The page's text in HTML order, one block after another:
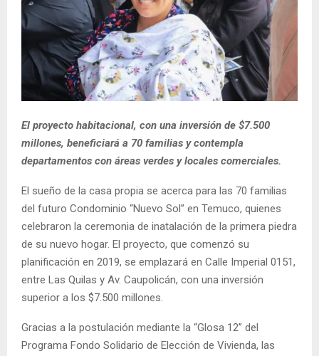
Y
M
NEl proyecto habitacional, con una inversión de $7.500
millones, beneficiará a 70 familias y contempla
departamentos con áreas verdes y locales comerciales.
El sueño de la casa propia se acerca para las 70 familias
del futuro Condominio “Nuevo Sol” en Temuco, quienes
celebraron la ceremonia de inatalación de la primera piedra
de su nuevo hogar. El proyecto, que comenzó su
planificación en 2019, se emplazará en Calle Imperial 0151,
entre Las Quilas y Av. Caupolicán, con una inversión
superior a los $7.500 millones.
Gracias a la postulación mediante la “Glosa 12” del
Programa Fondo Solidario de Elección de Vivienda, las